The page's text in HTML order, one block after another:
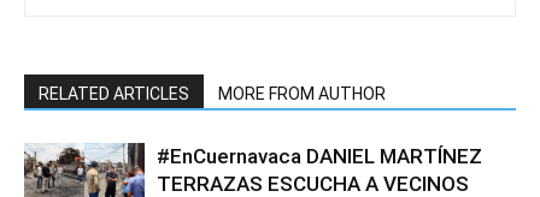
RELATED ARTICLES MORE FROM AUTHOR
#EnCuernavaca DANIEL MARTÍNEZ
TERRAZAS ESCUCHA A VECINOS